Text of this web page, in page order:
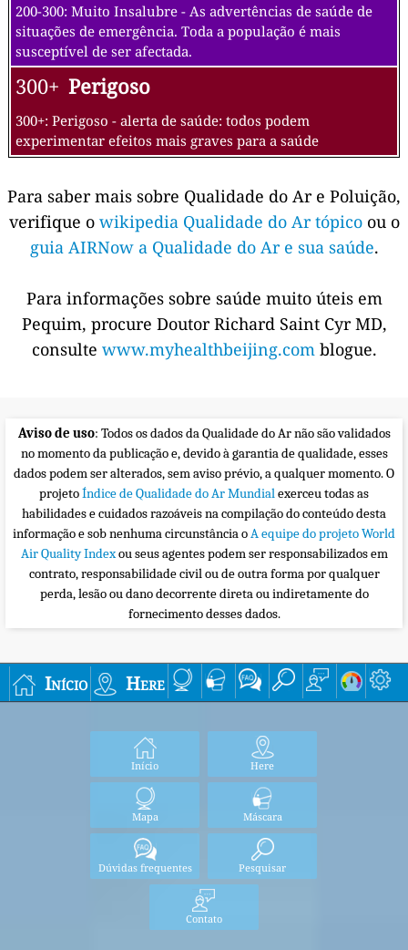
200-300: Muito Insalubre - As advertências de saúde de
situações de emergência. Toda a população é mais
susceptível de ser afectada.
300+ Perigoso
300+: Perigoso - alerta de saúde: todos podem
experimentar efeitos mais graves para a saúde
Para saber mais sobre Qualidade do Ar e Poluição,
verifique o wikipedia Qualidade do Ar tópico ou o
guia AIRNow a Qualidade do Ar e sua saúde.
Para informações sobre saúde muito úteis em
Pequim, procure Doutor Richard Saint Cyr MD,
consulte www.myhealthbeijing.com blogue.
Aviso de uso: Todos os dados da Qualidade do Ar não são validados
no momento da publicação e, devido à garantia de qualidade, esses
dados podem ser alterados, sem aviso prévio, a qualquer momento. O
projetoÍndice de Qualidade do Ar Mundialexerceu todas as
habilidades e cuidados razoáveis na compilação do conteúdo desta
informação e sob nenhuma circunstância oA equipe do projeto World
Air Quality Indexou seus agentes podem ser responsabilizados em
contrato, responsabilidade civil ou de outra forma por qualquer
perda, lesão ou dano decorrente direta ou indiretamente do
fornecimento desses dados.
Início Here
Início Here
Mapa Máscara
Dúvidas frequentes Pesquisar
Contato